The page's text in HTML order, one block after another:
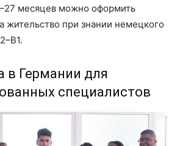
месяцев можно оформить
жительство при знании немецкого
в Германии для
специалистов